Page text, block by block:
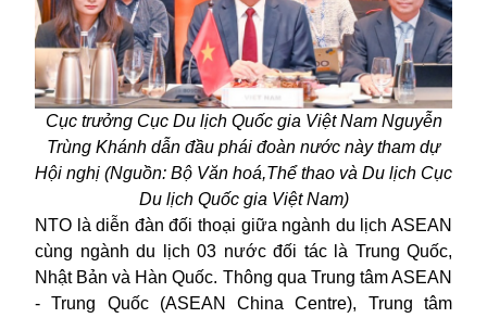
Cục trưởng Cục Du lịch Quốc gia Việt Nam Nguyễn
Trùng Khánh dẫn đầu phái đoàn nước nàytham dự
Hội nghị (Nguồn: Bộ Văn hoá,Thể thao và Du lịch Cục
Du lịch Quốc gia Việt Nam)
NTO là diễn đàn đối thoại giữa ngành du lịch ASEAN
cùng ngành du lịch 03 nước đối tác là Trung Quốc,
Nhật Bản và Hàn Quốc. Thông qua Trung tâm ASEAN
- Trung Quốc (ASEAN China Centre), Trung tâm